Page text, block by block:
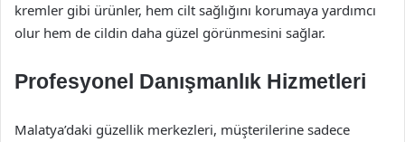
kremler gibi ürünler, hem cilt sağlığını korumaya yardımcı
olur hem de cildin daha güzel görünmesini sağlar.
Profesyonel Danışmanlık Hizmetleri
Malatya’daki güzellik merkezleri, müşterilerine sadece